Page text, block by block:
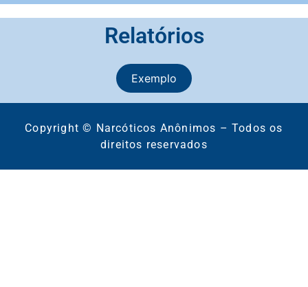
Relatórios
Exemplo
Copyright © Narcóticos Anônimos – Todos os
direitos reservados